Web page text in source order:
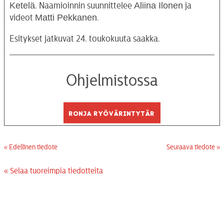
Ketelä. Naamioinnin suunnittelee Aliina Ilonen ja
videot Matti Pekkanen.
Esitykset jatkuvat 24. toukokuuta saakka.
Ohjelmistossa
Ronja ryövärintytär
« Edellinen tiedote Seuraava tiedote »
« Selaa tuoreimpia tiedotteita